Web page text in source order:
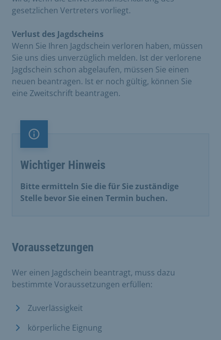
gesetzlichen Vertreters vorliegt.
Verlust des Jagdscheins
Wenn Sie Ihren Jagdschein verloren haben, müssen
Sie uns dies unverzüglich melden. Ist der verlorene
Jagdschein schon abgelaufen, müssen Sie einen
neuen beantragen. Ist er noch gültig, können Sie
eine Zweitschrift beantragen.
Information
Wichtiger Hinweis
Bitte ermitteln Sie die für Sie zuständige
Stelle bevor Sie einen Termin buchen.
Voraussetzungen
Wer einen Jagdschein beantragt, muss dazu
bestimmte Voraussetzungen erfüllen:
Zuverlässigkeit
körperliche Eignung